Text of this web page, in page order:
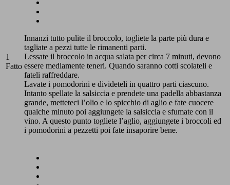
1
Fatto
Innanzi tutto pulite il broccolo, togliete la parte più dura e
tagliate a pezzi tutte le rimanenti parti.
Lessate il broccolo in acqua salata per circa 7 minuti, devono
essere mediamente teneri. Quando saranno cotti scolateli e
fateli raffreddare.
Lavate i pomodorini e divideteli in quattro parti ciascuno.
Intanto spellate la salsiccia e prendete una padella abbastanza
grande, metteteci l’olio e lo spicchio di aglio e fate cuocere
qualche minuto poi aggiungete la salsiccia e sfumate con il
vino. A questo punto togliete l’aglio, aggiungete i broccoli ed
i pomodorini a pezzetti poi fate insaporire bene.